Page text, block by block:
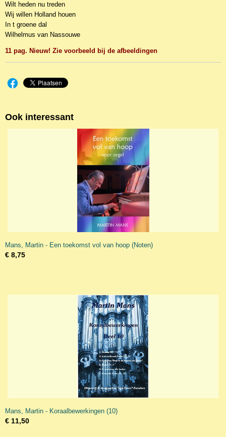
Wilt heden nu treden
Wij willen Holland houen
In t groene dal
Wilhelmus van Nassouwe
11 pag. Nieuw! Zie voorbeeld bij de afbeeldingen
Ook interessant
Mans, Martin - Een toekomst vol van hoop (Noten)
€ 8,75
Mans, Martin - Koraalbewerkingen (10)
€ 11,50